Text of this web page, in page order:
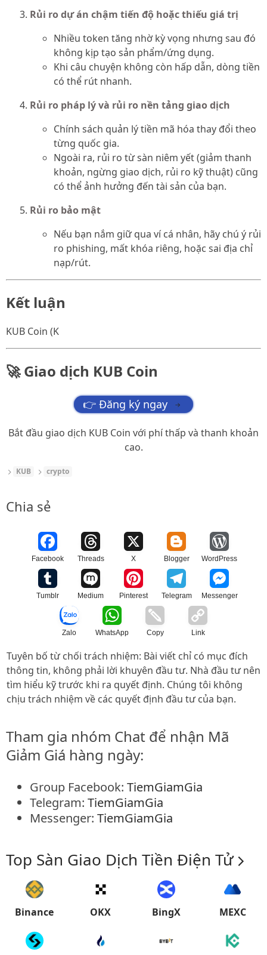
Rủi ro dự án chậm tiến độ hoặc thiếu giá trị
Nhiều token tăng nhờ kỳ vọng nhưng sau đó
không kịp tạo sản phẩm/ứng dụng.
Khi câu chuyện không còn hấp dẫn, dòng tiền
có thể rút nhanh.
Rủi ro pháp lý và rủi ro nền tảng giao dịch
Chính sách quản lý tiền mã hóa thay đổi theo
từng quốc gia.
Ngoài ra, rủi ro từ sàn niêm yết (giảm thanh
khoản, ngừng giao dịch, rủi ro kỹ thuật) cũng
có thể ảnh hưởng đến tài sản của bạn.
Rủi ro bảo mật
Nếu bạn nắm giữ qua ví cá nhân, hãy chú ý rủi
ro phishing, mất khóa riêng, hoặc sai địa chỉ
nạp/rút.
Kết luận
KUB Coin (K
🚀 Giao dịch KUB Coin
👉 Đăng ký ngay →
Bắt đầu giao dịch KUB Coin với phí thấp và thanh khoản
cao.
KUB crypto
Chia sẻ
Facebook Threads X Blogger WordPress
Tumblr Medium Pinterest Telegram Messenger
Zalo WhatsApp Copy Link
Tuyên bố từ chối trách nhiệm: Bài viết chỉ có mục đích
thông tin, không phải lời khuyên đầu tư. Nhà đầu tư nên
tìm hiểu kỹ trước khi ra quyết định. Chúng tôi không
chịu trách nhiệm về các quyết định đầu tư của bạn.
Tham gia nhóm Chat để nhận Mã
Giảm Giá hàng ngày:
Group Facebook: TiemGiamGia
Telegram: TiemGiamGia
Messenger: TiemGiamGia
Top Sàn Giao Dịch Tiền Điện Tử
Binance OKX BingX MEXC